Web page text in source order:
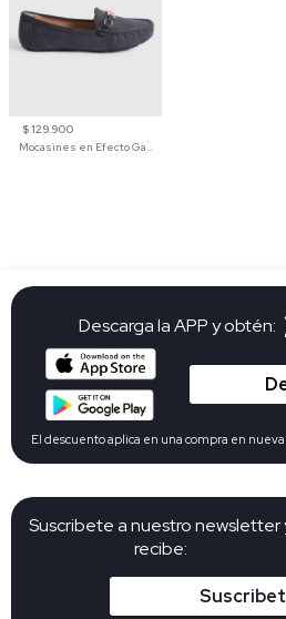
$ 129.900
Mocasines en Efecto Gamuzado Para Mujer
Suscribete a nuestro newsletter
recibe:
Descarga la APP y obtén:
El descuento aplica en una compra en nueva